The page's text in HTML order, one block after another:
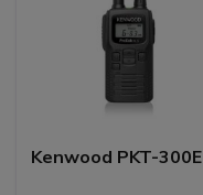
Kenwood PKT-300E